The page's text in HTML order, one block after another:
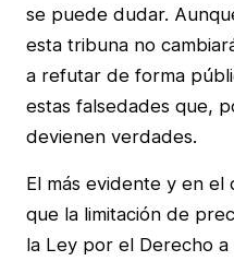
se puede dudar.
esta tribuna no
a refutar de forma
estas falsedades que,
devienen verdades.
El más evidente y en el
que la limitación de
la Ley por el Derecho a